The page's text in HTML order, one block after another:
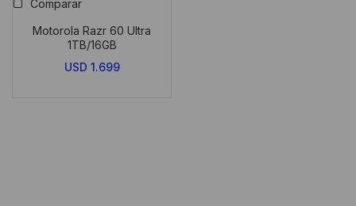
Comparar
Motorola Razr 60 Ultra
1TB/16GB
USD 1.699